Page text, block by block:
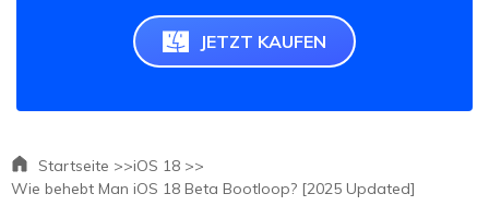
JETZT KAUFEN
Startseite >>iOS 18 >>
Wie behebt Man iOS 18 Beta Bootloop? [2025 Updated]